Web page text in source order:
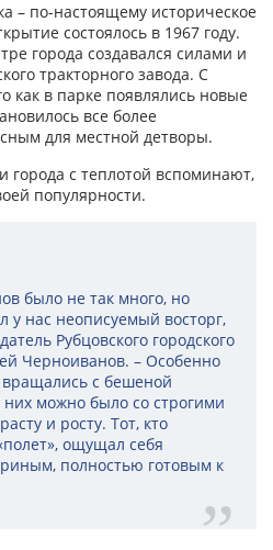
– по-настоящему историческое
состоялось в 1967 году.
города создавался силами и
тракторного завода. С
как в парке появлялись новые
все более
для местной детворы.
города с теплотой вспоминают,
популярности.
было не так много, но
у нас неописуемый восторг,
Рубцовского городского
Черноиванов. – Особенно
вращались с бешеной
можно было со строгими
и росту. Тот, кто
ощущал себя
полностью готовым к